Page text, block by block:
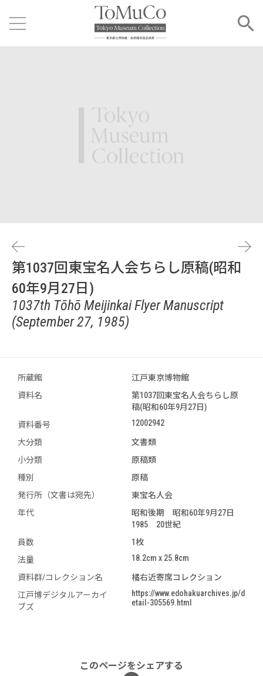
第1037回東宝名人会ちらし原稿(昭和
60年9月27日)
1037th Tōhō Meijinkai Flyer Manuscript
(September 27, 1985)
所蔵館
江戸東京博物館
資料名
第1037回東宝名人会ちらし原
稿(昭和60年9月27日)
資料番号
12002942
大分類
文書類
小分類
原稿類
種別
原稿
発行所（文書は宛先）
東宝名人会
年代
昭和後期 昭和60年9月27日
1985 20世紀
員数
1枚
法量
18.2cm x 25.8cm
資料群/コレクション名
橘右近寄席コレクション
江戸博デジタルアーカイ
ブズ
https://www.edohakuarchives.jp/d
etail-305569.html
このページをシェアする